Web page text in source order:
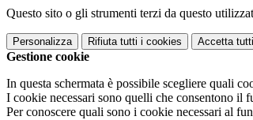
Questo sito o gli strumenti terzi da questo
Personalizza Rifiuta tutti i cookies Accetta tutti
Gestione cookie
In questa schermata è possibile scegliere quali
I cookie necessari sono quelli che consentono il
Per conoscere quali sono i cookie necessari al